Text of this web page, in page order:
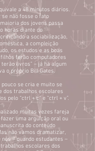
a 48 minutos diários.
se não fosse o fato
dos jovens passa
horas diante do
a sociabilização,
a compleição
os estudos e as boas
terão computadores
livros” – já há algum
o próprio Bill Gates.
pouco se cria e muito se
dos trabalhos escolares
pelo “ctrl + c” e “ctrl + v”.
muitas vezes fareja
fazer uma arguição oral ou
do conteúdo
não vamos dramatizar,
nós – quando estudantes –
escolares dos